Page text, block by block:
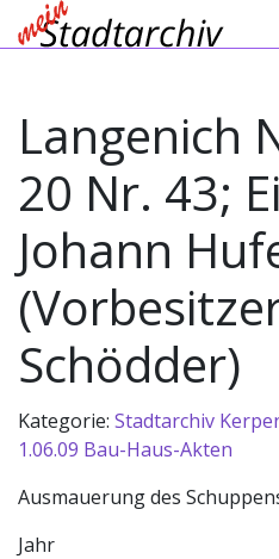
Langenich
20 Nr. 43;
Johann
Schödder)
Kategorie: Stadtarchiv
1.06.09 Bau-Haus-Akten
Ausmauerung des
Jahr